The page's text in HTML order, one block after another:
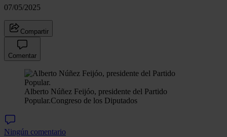
07/05/2025
Compartir
Comentar
Alberto Núñez Feijóo, presidente del Partido
Popular.Congreso de los Diputados
Ningún comentario